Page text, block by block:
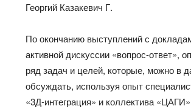
Георгий Казакевич Г.
По окончанию выступлений с
активной дискуссии «вопрос-ответ»,
ряд задач и целей, которые, можно в
обсуждать, используя опыт
«3Д-интеграция» и коллектива